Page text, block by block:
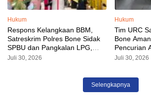
Hukum
Respons Kelangkaan BBM,
Satreskrim Polres Bone Sidak
SPBU dan Pangkalan LPG,
AKP Alvin Aji Imbau Pengelola
Juli 30, 2026
Hukum
Tim URC
Bone
Pencurian
Ditaksir
Juli 30, 2026
Selengkapnya